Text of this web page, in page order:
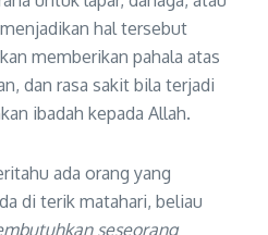
hal tersebut
memberikan pahala atas
dan rasa sakit bila terjadi
ibadah kepada Allah.
ada orang yang
di terik matahari, beliau
seseorang